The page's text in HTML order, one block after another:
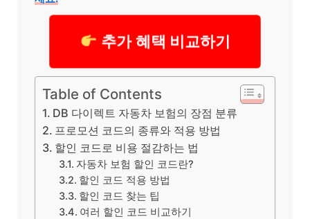
추가 혜택 비교하기
Table of Contents
DB 다이렉트 자동차 보험의 장점 분류
프로모션 코드의 종류와 적용 방법
할인 코드로 비용 절감하는 법
자동차 보험 할인 코드란?
할인 코드 적용 방법
할인 코드 찾는 팁
여러 할인 코드 비교하기